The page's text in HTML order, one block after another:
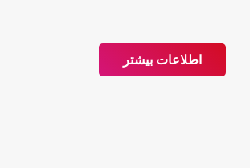
اطلاعات بیشتر